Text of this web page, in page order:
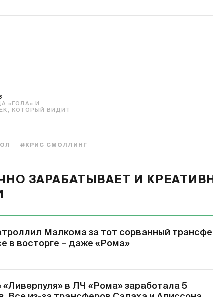
«ГОЛА» И
КОТОРЫЙ ВИДИТ
#КРИС СМОЛЛИНГ
ЗАРАБАТЫВАЕТ И
Малкома за тот сорванный
в восторге – даже «Рома»
«Ливерпуля» в ЛЧ «Рома» заработала 5